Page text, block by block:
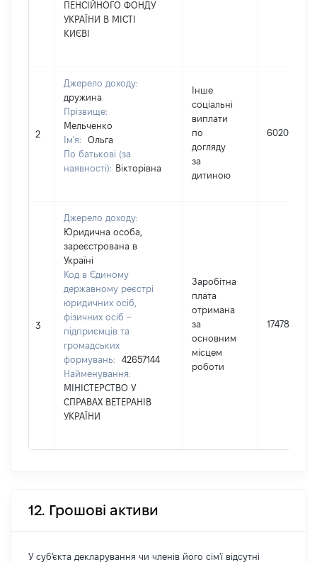
ПЕНСІЙНОГО ФОНДУ
УКРАЇНИ В МІСТІ
КИЄВІ
2
Джерело доходу:
дружина
Прізвище:
Мельченко
Ім'я:
Ольга
По батькові (за
наявності): Вікторівна
Інше
cоціальні
виплати
по
догляду
за
дитиною
6020
3
Джерело доходу:
Юридична особа,
зареєстрована в
Україні
Код в Єдиному
державному реєстрі
юридичних осіб,
фізичних осіб –
підприємців та
громадських
формувань:
42657144
Найменування:
МІНІСТЕРСТВО У
СПРАВАХ ВЕТЕРАНІВ
УКРАЇНИ
Заробітна
плата
отримана
за
основним
місцем
роботи
174789
12. Грошові активи
У суб'єкта декларування чи членів його сім'ї відсутні